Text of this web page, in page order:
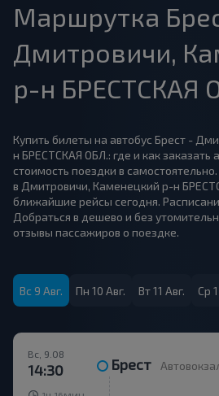
Маршрутка
Дмитровичи,
р-н БРЕСТСКАЯ
Купить билеты на автобус Брест -
н БРЕСТСКАЯ ОБЛ.: где и как заказать
стоимость поездки в
в Дмитровичи, Каменецкий р-н
ближайшие рейсы сегодня.
Добраться в дешево и без
отзывы пассажиров о поездке.
Вс 9 Авг. Пн 10 Авг. Вт 11 Авг. Ср
Вс, 9.08
14:30 Брест